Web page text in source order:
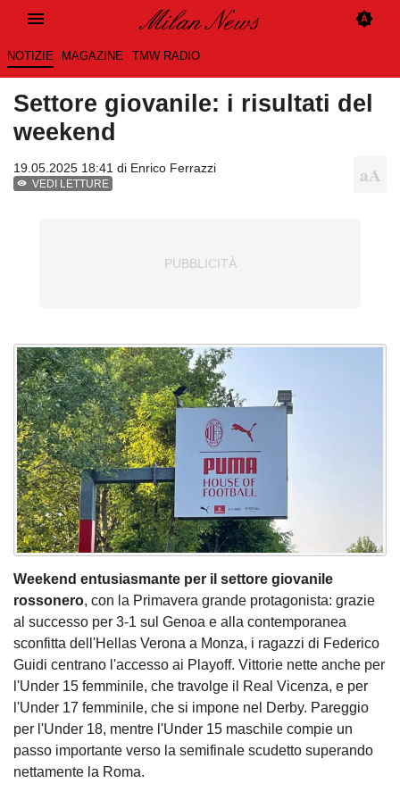
NOTIZIE MAGAZINE TMW RADIO
Settore giovanile: i risultati del
weekend
19.05.2025 18:41 di Enrico Ferrazzi
VEDI LETTURE
Weekend entusiasmante per il settore giovanile
rossonero, con la Primavera grande protagonista: grazie
al successo per 3-1 sul Genoa e alla contemporanea
sconfitta dell'Hellas Verona a Monza, i ragazzi di Federico
Guidi centrano l'accesso ai Playoff. Vittorie nette anche per
l'Under 15 femminile, che travolge il Real Vicenza, e per
l'Under 17 femminile, che si impone nel Derby. Pareggio
per l'Under 18, mentre l'Under 15 maschile compie un
passo importante verso la semifinale scudetto superando
nettamente la Roma.